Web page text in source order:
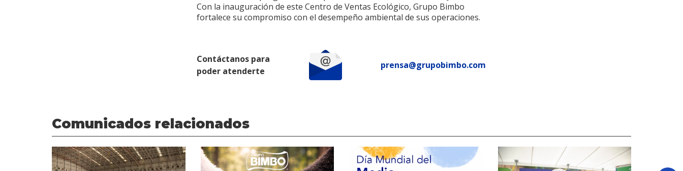
Con la inauguración de este Centro de Ventas Ecológico, Grupo Bimbo
fortalece su compromiso con el desempeño ambiental de sus operaciones.
Contáctanos para
poder atenderte
prensa@grupobimbo.com
Comunicados relacionados